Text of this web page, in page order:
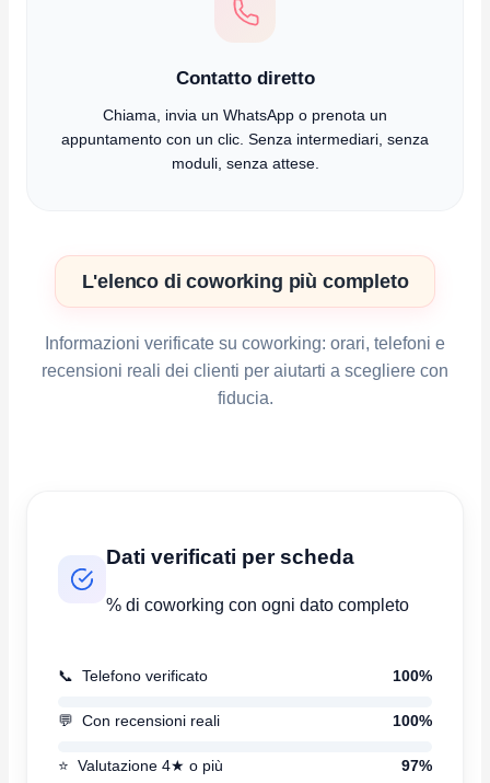
L'elenco di coworking più completo
Informazioni verificate su coworking: orari, telefoni e
recensioni reali dei clienti per aiutarti a scegliere con
fiducia.
Dati verificati per scheda
% di coworking con ogni dato completo
📞 Telefono verificato 100%
💬 Con recensioni reali 100%
⭐ Valutazione 4★ o più 97%
Contatto diretto
Chiama, invia un WhatsApp o prenota un
appuntamento con un clic. Senza intermediari, senza
moduli, senza attese.